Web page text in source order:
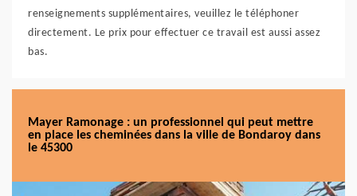
renseignements supplémentaires, veuillez le téléphoner
directement. Le prix pour effectuer ce travail est aussi assez
bas.
Mayer Ramonage : un professionnel qui peut mettre
en place les cheminées dans la ville de Bondaroy dans
le 45300